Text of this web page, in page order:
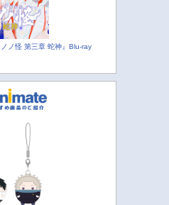
ノノ怪 第三章 蛇神』Blu-ray